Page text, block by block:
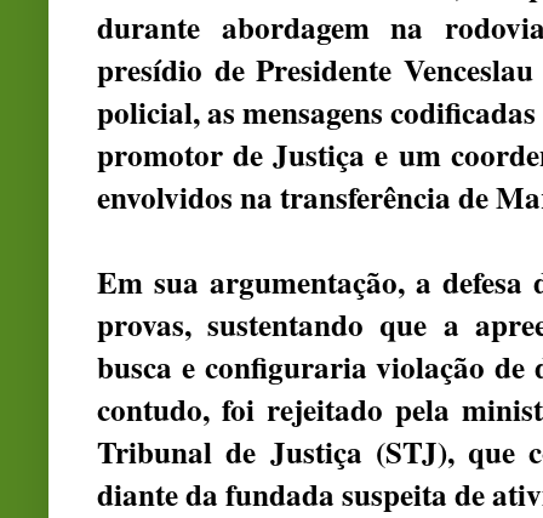
durante abordagem na
presídio de Presidente
policial, as mensagens
promotor de Justiça e um
envolvidos na transferência de
Em sua argumentação, a
provas, sustentando que a
busca e configuraria violação
contudo, foi rejeitado pela
Tribunal de Justiça (STJ), que
diante da fundada suspeita de